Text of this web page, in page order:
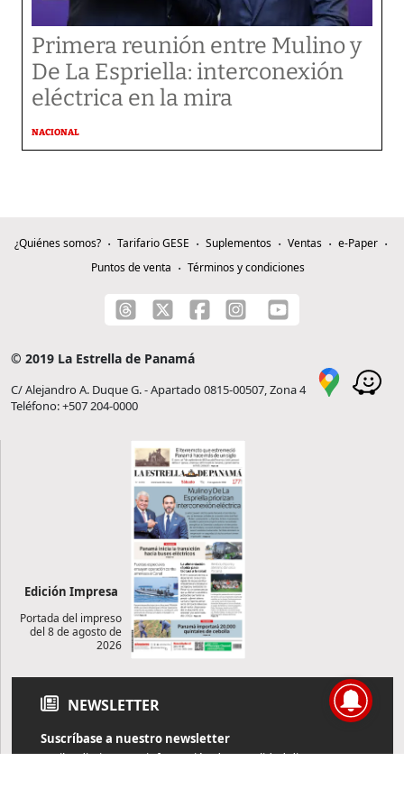
Primera reunión entre Mulino y
De La Espriella: interconexión
eléctrica en la mira
NACIONAL
¿Quiénes somos? Tarifario GESE Suplementos Ventas
e-Paper
Puntos de venta
Términos y condiciones
© 2019 La Estrella de Panamá
C/ Alejandro A. Duque G. - Apartado 0815-00507, Zona 4
Teléfono: +507 204-0000
Edición Impresa
Portada del impreso
del 8 de agosto de
2026
NEWSLETTER
Suscríbase a nuestro newsletter
Reciba diariamente información de actualidad directamente en